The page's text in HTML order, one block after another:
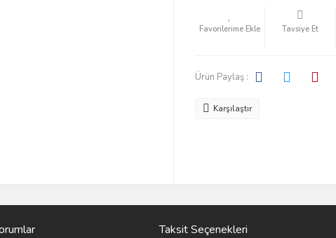
Tavsiye Et
Ürün Paylaş :
Karşılaştır
Taksit Seçenekleri